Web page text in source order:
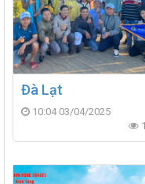
Đà Lạt
10:04 03/04/2025